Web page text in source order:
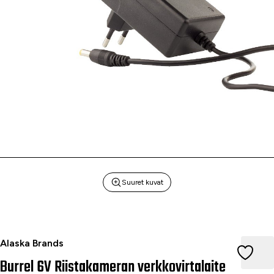
Suuret kuvat
Alaska Brands
Burrel 6V Riistakameran verkkovirtalaite
Burrel 6V Riistakameran verkkovirtalaite